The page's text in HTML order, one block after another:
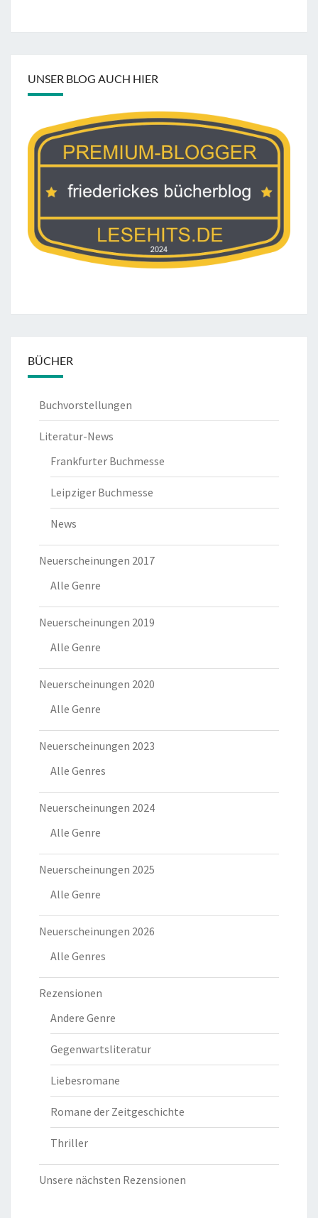
UNSER BLOG AUCH HIER
BÜCHER
Buchvorstellungen
Literatur-News
Frankfurter Buchmesse
Leipziger Buchmesse
News
Neuerscheinungen 2017
Alle Genre
Neuerscheinungen 2019
Alle Genre
Neuerscheinungen 2020
Alle Genre
Neuerscheinungen 2023
Alle Genres
Neuerscheinungen 2024
Alle Genre
Neuerscheinungen 2025
Alle Genre
Neuerscheinungen 2026
Alle Genres
Rezensionen
Andere Genre
Gegenwartsliteratur
Liebesromane
Romane der Zeitgeschichte
Thriller
Unsere nächsten Rezensionen